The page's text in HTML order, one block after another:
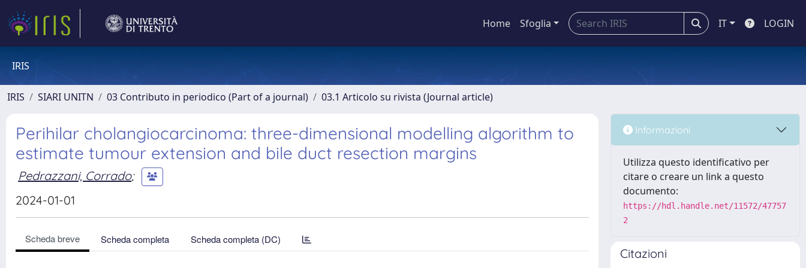
Home Sfoglia IT LOGIN
IRIS
IRIS SIARI UNITN 03 Contributo in periodico (Part of a journal) 03.1 Articolo su rivista (Journal article)
Perihilar cholangiocarcinoma: three-dimensional modelling algorithm to
estimate tumour extension and bile duct resection margins
Pedrazzani, Corrado;
2024-01-01
Scheda breve Scheda completa Scheda completa (DC)
Informazioni
Utilizza questo identificativo per
citare o creare un link a questo
documento:
https://hdl.handle.net/11572/47757
2
Citazioni